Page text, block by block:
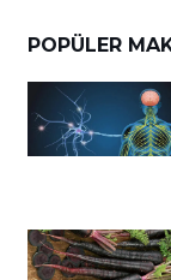
POPÜLER